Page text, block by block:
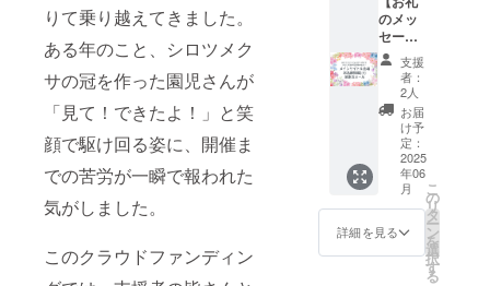
りて乗り越えてきました。
ある年のこと、シロツメク
サの冠を作った園児さんが
「見て！できたよ！」と笑
顔で駆け回る姿に、開催ま
での苦労が一瞬で報われた
気がしました。
このクラウドファンディン
・掲載
方法：
文字の
み、ロ
ゴ／バ
ナーの
掲載は
不可 ・
掲載サ
イズ：
小 ・支
援時、
必ず備
のメッ
セージ
＆お名
前掲
載】 感
謝の気
持ちを
込め
て、お
礼の
メッ
セージ
をお送
りしま
す。 メ
支援
者：
2人
お届
け予
定：
2025
年06
月
詳細を見る
こ
の
リ
タ
ー
ン
を
選
択
す
る